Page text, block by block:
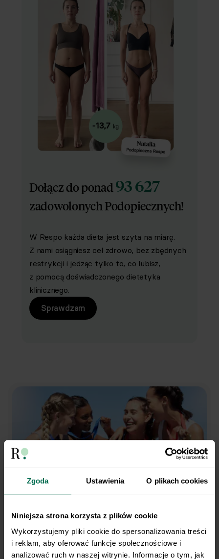
Zgoda Ustawienia O plikach cookies
Niniejsza strona korzysta z plików cookie
Wykorzystujemy pliki cookie do spersonalizowania treści
i reklam, aby oferować funkcje społecznościowe i
analizować ruch w naszej witrynie. Informacje o tym, jak
Dołącz do ponad93 627
zadowolonych Podopiecznych!
W Respo każda dieta jest szyta na miarę.
Z nami osiągniesz cel zdrowo, bez zbędnych
restrykcji i jedząc tylko to, co lubisz,
z pomocą doświadczonego dietetyka
klinicznego.
Sprawdzam
Trenujesz regularnie?
My robimy dietę.